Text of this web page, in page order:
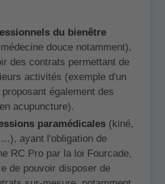
du bienêtre
douce notamment),
des contrats permettant de
activités (exemple d'un
également des
acupuncture).
paramédicales(kiné,
ayant l'obligation de
RC Pro par la loi Fourcade,
de pouvoir disposer de